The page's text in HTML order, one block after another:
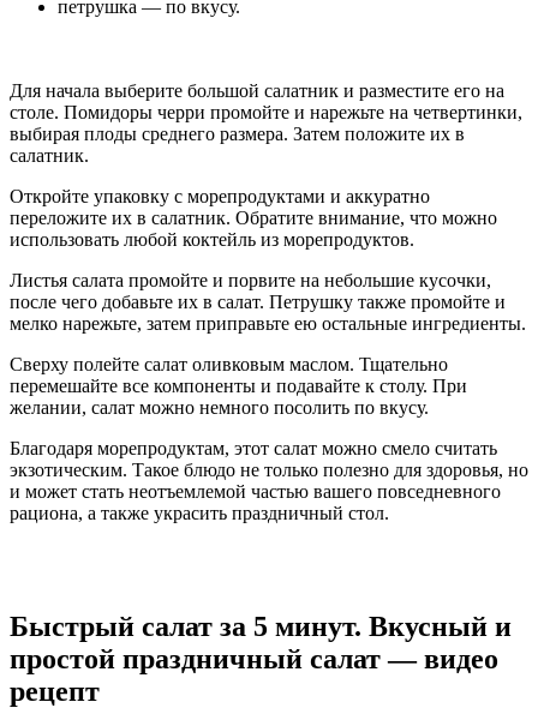
петрушка — по вкусу.
Для начала выберите большой салатник и разместите его на
столе. Помидоры черри промойте и нарежьте на четвертинки,
выбирая плоды среднего размера. Затем положите их в
салатник.
Откройте упаковку с морепродуктами и аккуратно
переложите их в салатник. Обратите внимание, что можно
использовать любой коктейль из морепродуктов.
Листья салата промойте и порвите на небольшие кусочки,
после чего добавьте их в салат. Петрушку также промойте и
мелко нарежьте, затем приправьте ею остальные ингредиенты.
Сверху полейте салат оливковым маслом. Тщательно
перемешайте все компоненты и подавайте к столу. При
желании, салат можно немного посолить по вкусу.
Благодаря морепродуктам, этот салат можно смело считать
экзотическим. Такое блюдо не только полезно для здоровья, но
и может стать неотъемлемой частью вашего повседневного
рациона, а также украсить праздничный стол.
Быстрый салат за 5 минут. Вкусный и
простой праздничный салат — видео
рецепт